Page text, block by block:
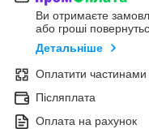
Ви отримаєте
або гроші
Детальніше
Оплатити частинами
Післяплата
Оплата на рахунок